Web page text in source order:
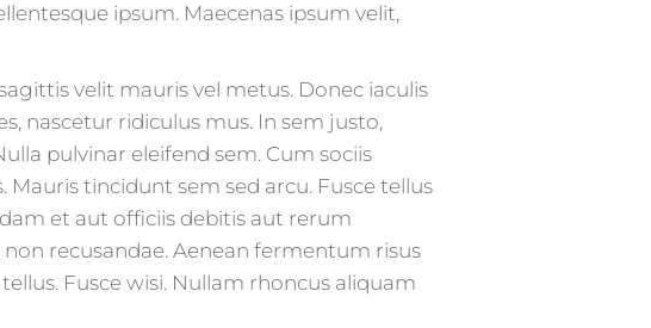
ipsum. Maecenas ipsum velit,
velit mauris vel metus. Donec iaculis
nascetur ridiculus mus. In sem justo,
pulvinar eleifend sem. Cum sociis
tincidunt sem sed arcu. Fusce tellus
et aut officiis debitis aut rerum
recusandae. Aenean fermentum risus
Fusce wisi. Nullam rhoncus aliquam